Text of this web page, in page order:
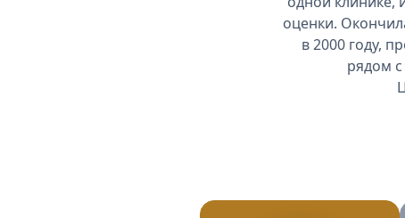
оценки.
в 2000 году,
рядом